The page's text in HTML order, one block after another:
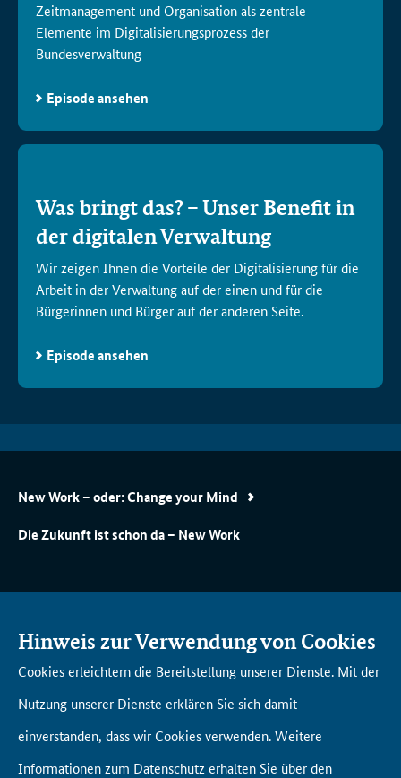
Zeitmanagement und Organisation als zentrale
Elemente im Digitalisierungsprozess der
Bundesverwaltung
Episode ansehen
Was bringt das? – Unser Benefit in
der digitalen Verwaltung
Wir zeigen Ihnen die Vorteile der Digitalisierung für die
Arbeit in der Verwaltung auf der einen und für die
Bürgerinnen und Bürger auf der anderen Seite.
Episode ansehen
New Work – oder: Change your Mind
Die Zukunft ist schon da – New Work
Will­kom­men in der Di­gi­tal­
aka­de­mie Bund
Un­se­re Netz­werk­part­ner
Lern­rei­sen
Hinweis zur Verwendung von Cookies
Cookies erleichtern die Bereitstellung unserer Dienste. Mit der
Nutzung unserer Dienste erklären Sie sich damit
einverstanden, dass wir Cookies verwenden. Weitere
Informationen zum Datenschutz erhalten Sie über den